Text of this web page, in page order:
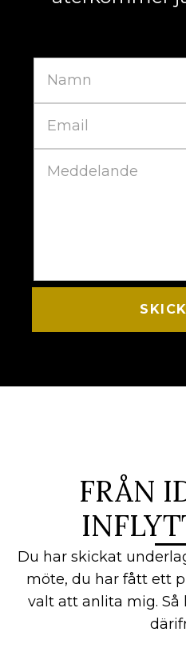
FRÅN
Du har skickat
möte, du har fått ett
valt att anlita mig. Så